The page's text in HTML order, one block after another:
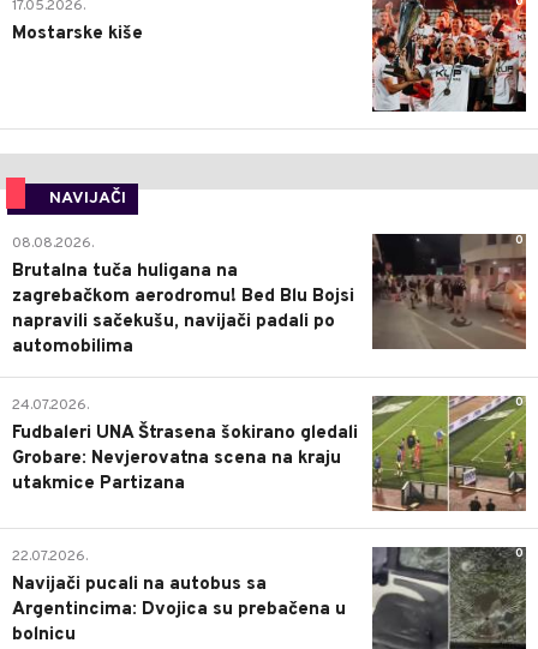
17.05.2026.
Mostarske kiše
NAVIJAČI
0
08.08.2026.
Brutalna tuča huligana na
zagrebačkom aerodromu! Bed Blu Bojsi
napravili sačekušu, navijači padali po
automobilima
0
24.07.2026.
Fudbaleri UNA Štrasena šokirano gledali
Grobare: Nevjerovatna scena na kraju
utakmice Partizana
0
22.07.2026.
Navijači pucali na autobus sa
Argentincima: Dvojica su prebačena u
bolnicu